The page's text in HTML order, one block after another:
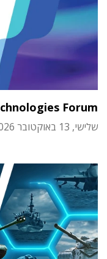
Forum
שלישי, 13 באוקטובר 2026